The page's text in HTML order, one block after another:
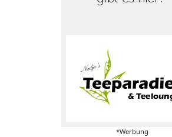
*Werbung